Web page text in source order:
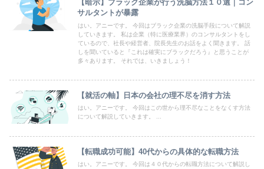
【暗示】ブラック企業が行う洗脳方法１０選｜コン
サルタントが暴露
はい。アニーです。 今回はブラック企業の洗脳手段について解説
していきます。 私は企業（特に医療業界）のコンサルタントをし
ているので、社長や経営者、院長先生のお話をよく聞きます。 話
しを聞いていると『これは確実にブラックだろう』と思うことが
多々あります。 それでは、いきましょう！
【就活の軸】日本の会社の理不尽を消す方法
はい。アニーです。 今回はこの世から理不尽なことをなくす方法
について解説していきます。 ...
【転職成功可能】40代からの具体的な転職方法
はい。アニーです。 今回は４０代からの転職方法について解説し